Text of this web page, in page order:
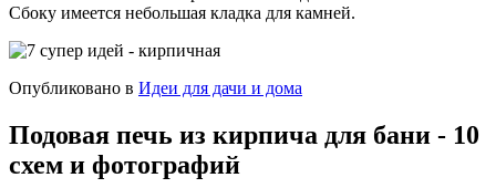
Сбоку имеется небольшая кладка для камней.
Опубликовано в Идеи для дачи и дома
Подовая печь из кирпича для бани - 10
схем и фотографий